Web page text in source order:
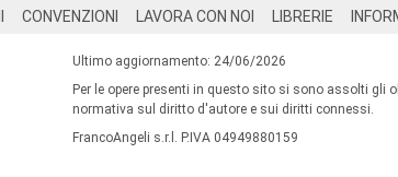
CONVENZIONI LAVORA CON NOI LIBRERIE
Ultimo aggiornamento: 24/06/2026
Per le opere presenti in questo sito si sono assolti gli
normativa sul diritto d'autore e sui diritti connessi.
FrancoAngeli s.r.l. P.IVA 04949880159